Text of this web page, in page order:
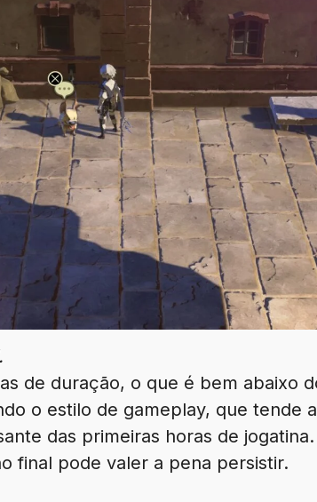
de duração, o que é bem abaixo
o estilo de gameplay, que tende
das primeiras horas de
final pode valer a pena persistir.